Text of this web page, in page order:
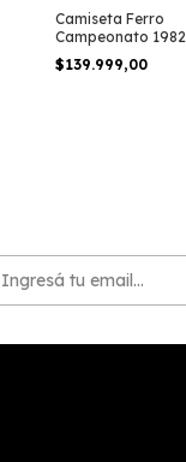
Camiseta Ferro
Campeonato 1982
#10
$139.999,00